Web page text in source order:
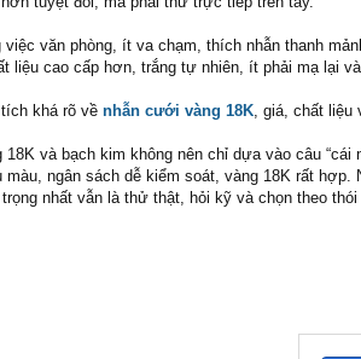
việc văn phòng, ít va chạm, thích nhẫn thanh
liệu cao cấp hơn, trắng tự nhiên, ít phải mạ lại
khá rõ về nhẫn cưới vàng 18K, giá, chất liệu
và bạch kim không nên chỉ dựa vào câu
ngân sách dễ kiểm soát, vàng 18K rất
nhất vẫn là thử thật, hỏi kỹ và chọn theo thói